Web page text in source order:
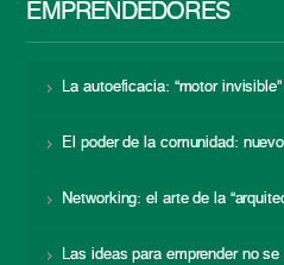
EMPRENDEDORES
La autoeficacia: “motor
El poder de la comunidad:
Networking: el arte de la
Las ideas para emprender no